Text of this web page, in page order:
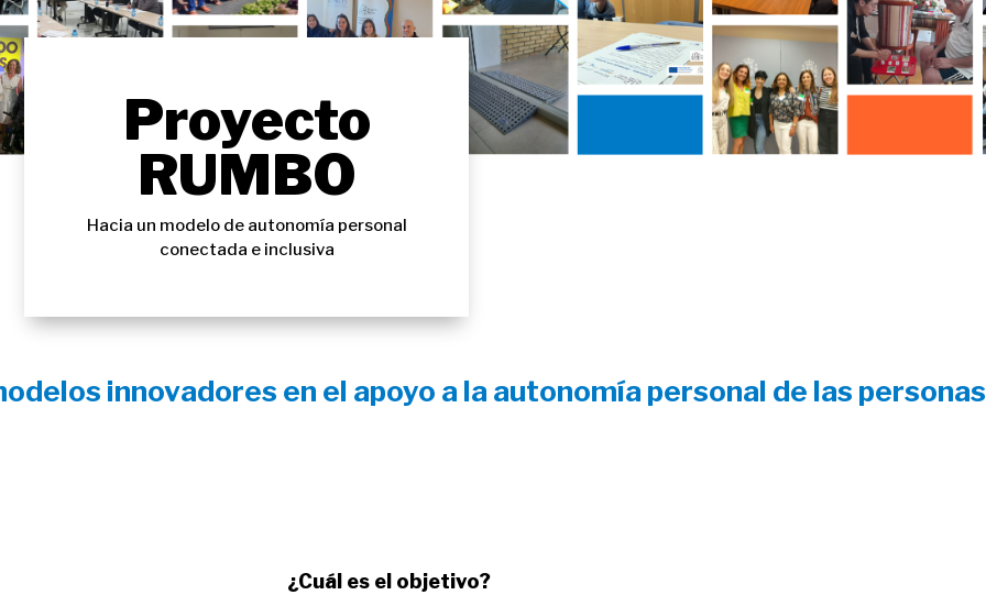
Proyecto
RUMBO
Hacia un modelo de autonomía personal
conectada e inclusiva
innovadores en el apoyo a la autonomía personal de las personas
¿Cuál es el objetivo?